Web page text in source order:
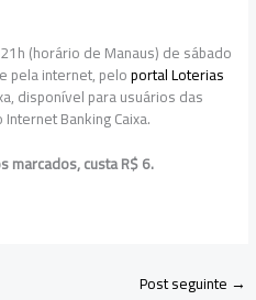
(horário de Manaus) de sábado
pela internet, peloportal Loterias
disponível para usuários das
Banking Caixa.
marcados, custa R$ 6.
Post seguinte →